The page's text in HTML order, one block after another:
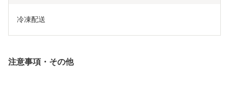
冷凍配送
注意事項・その他